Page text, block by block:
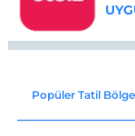
Popüler Tatil